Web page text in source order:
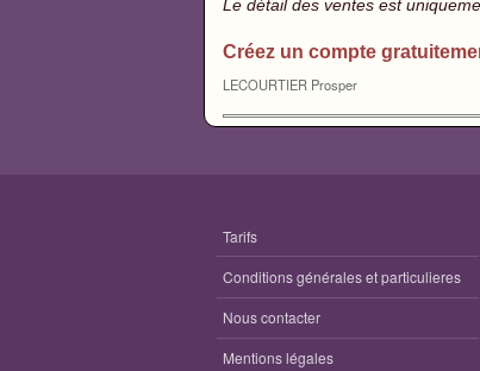
Le détail des ventes est
Créez un compte
LECOURTIER Prosper
Tarifs
Conditions générales et particulieres
Nous contacter
Mentions légales